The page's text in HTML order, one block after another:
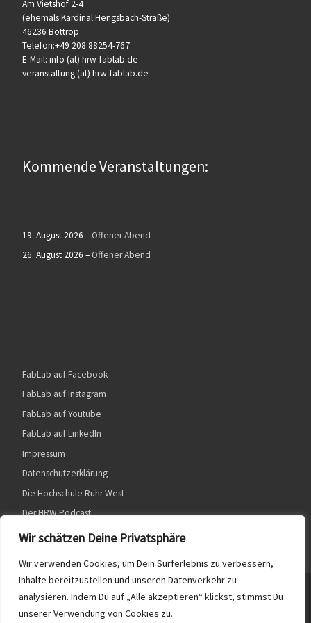
Wir schätzen Deine Privatsphäre
Wir verwenden Cookies, um Dein Surferlebnis zu verbessern,
Inhalte bereitzustellen und unseren Datenverkehr zu
analysieren. Indem Du auf „Alle akzeptieren“ klickst, stimmst Du
unserer Verwendung von Cookies zu.
Am Vietshof 2-4
(ehemals Kardinal Hengsbach-Straße)
46236 Bottrop
Telefon:+49 208 88254-767
E-Mail: info (at) hrw-fablab.de
veranstaltung (at) hrw-fablab.de
Kommende Veranstaltungen:
19. August 2026 – Offener Abend
26. August 2026 – Offener Abend
FabLab auf Facebook
FabLab auf Instagram
FabLab auf Youtube
FabLab auf LinkedIn
Impressum
Datenschutzerklärung
Die Hochschule Ruhr West
Der HRW Podcast
© 2026HRW FabLab– Alle Rechte vorbehalten
Präsentiert vonWP – Entworfen mit dem